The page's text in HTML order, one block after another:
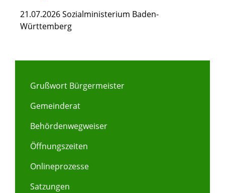
21.07.2026 Sozialministerium Baden-
Württemberg
Grußwort Bürgermeister
Gemeinderat
Behördenwegweiser
Öffnungszeiten
Onlineprozesse
Satzungen